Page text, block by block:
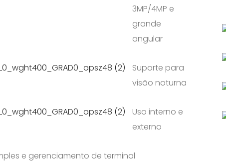
3MP/4MP e
grande
angular
Suporte para
visão noturna
Uso interno e
externo
e gerenciamento de terminal